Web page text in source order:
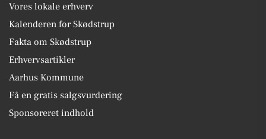
Vores lokale erhverv
Kalenderen for Skødstrup
Fakta om Skødstrup
Erhvervsartikler
Aarhus Kommune
Få en gratis salgsvurdering
Sponsoreret indhold